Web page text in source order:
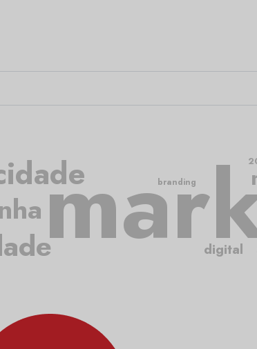
digital
branding